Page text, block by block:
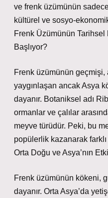
ve frenk üzümünün
kültürel ve sosyo-
Frenk Üzümünün
Başlıyor?
Frenk üzümünün geçmişi,
yaygınlaşan ancak Asya
dayanır. Botaniksel adı
ormanlar ve çalılar
meyve türüdür. Peki, bu
popülerlik kazanarak
Orta Doğu ve Asya’nın
Frenk üzümünün kökeni,
dayanır. Orta Asya’da